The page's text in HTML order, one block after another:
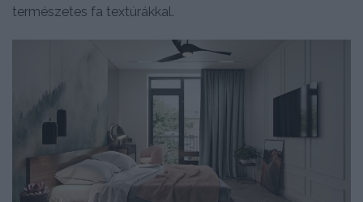
természetes fa textúrákkal.